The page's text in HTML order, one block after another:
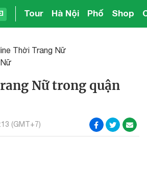
Tour Hà Nội Phố Shop
Thời Trang Nữ
Nữ trong quận
(GMT+7)